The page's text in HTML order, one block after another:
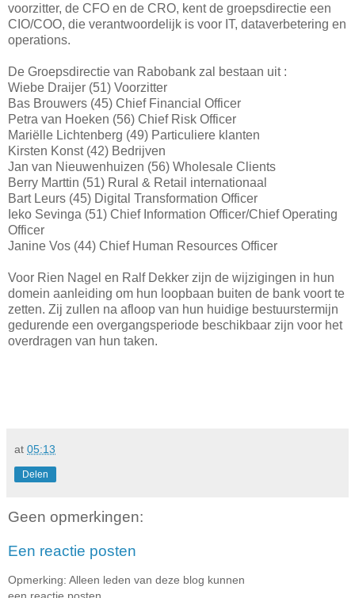
voorzitter, de CFO en de CRO, kent de groepsdirectie een
CIO/COO, die verantwoordelijk is voor IT, dataverbetering en
operations.
De Groepsdirectie van Rabobank zal bestaan uit :
Wiebe Draijer (51) Voorzitter
Bas Brouwers (45) Chief Financial Officer
Petra van Hoeken (56) Chief Risk Officer
Mariëlle Lichtenberg (49) Particuliere klanten
Kirsten Konst (42) Bedrijven
Jan van Nieuwenhuizen (56) Wholesale Clients
Berry Marttin (51) Rural & Retail internationaal
Bart Leurs (45) Digital Transformation Officer
Ieko Sevinga (51) Chief Information Officer/Chief Operating
Officer
Janine Vos (44) Chief Human Resources Officer
Voor Rien Nagel en Ralf Dekker zijn de wijzigingen in hun
domein aanleiding om hun loopbaan buiten de bank voort te
zetten. Zij zullen na afloop van hun huidige bestuurstermijn
gedurende een overgangsperiode beschikbaar zijn voor het
overdragen van hun taken.
at 05:13
Delen
Geen opmerkingen:
Een reactie posten
Opmerking: Alleen leden van deze blog kunnen
een reactie posten.